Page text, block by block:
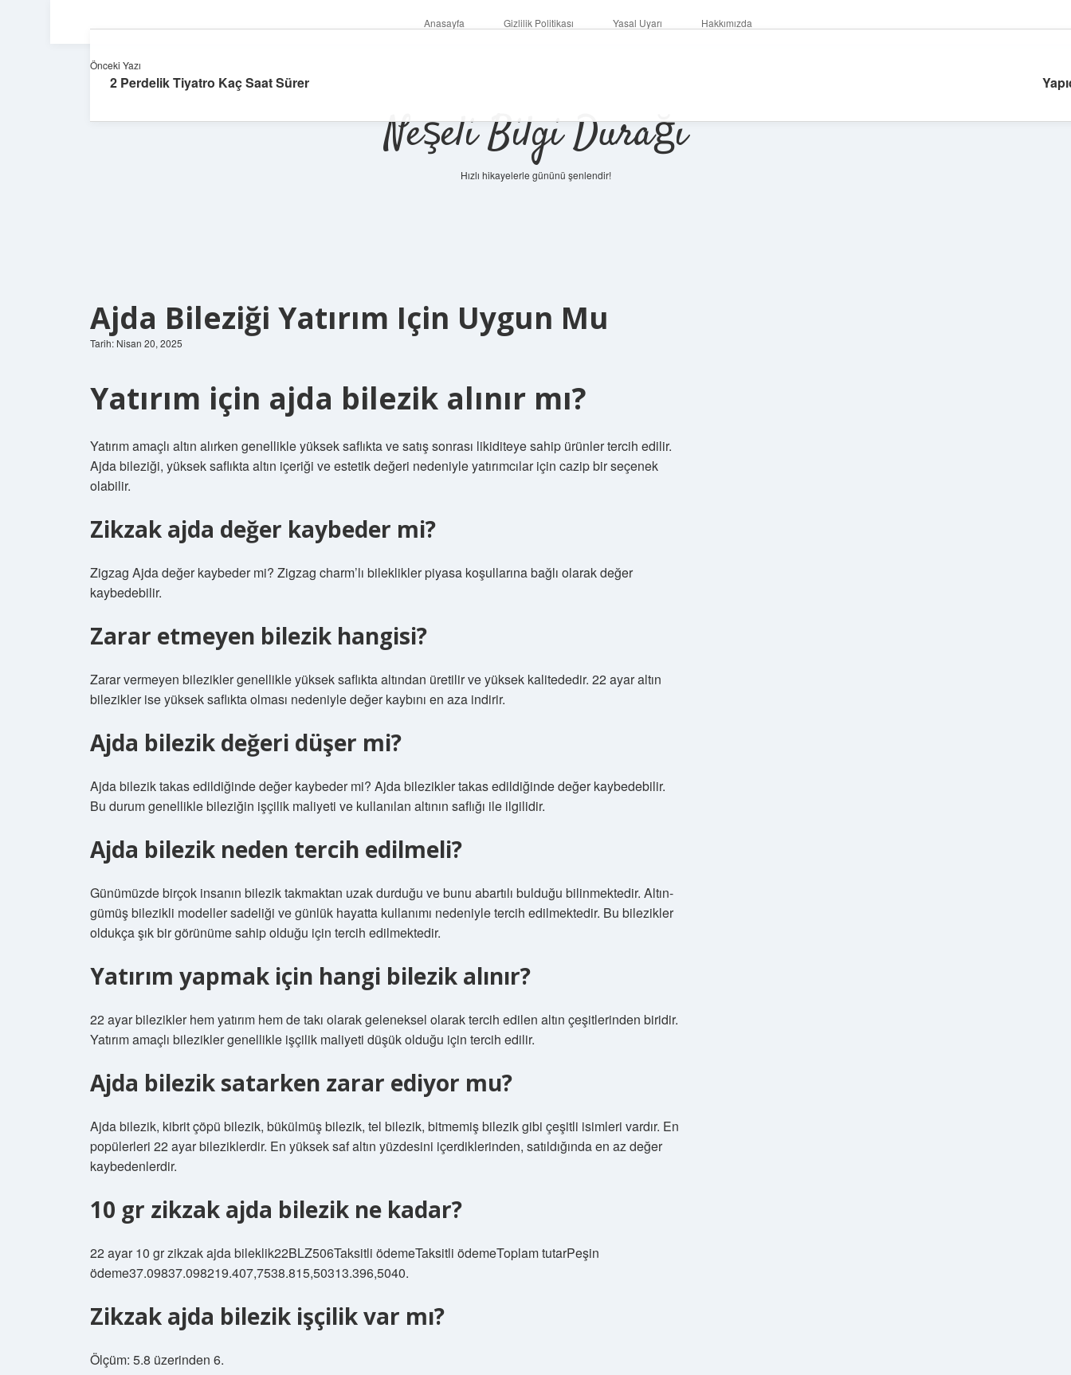
Anasayfa Gizlilik Politikası Yasal Uyarı Hakkımızda
Neşeli Bilgi Durağı
Hızlı hikayelerle gününü şenlendir!
Ajda Bileziği Yatırım Için Uygun Mu
Tarih: Nisan 20, 2025
Yatırım için ajda bilezik alınır mı?
Yatırım amaçlı altın alırken genellikle yüksek saflıkta ve satış sonrası likiditeye sahip ürünler tercih edilir.
Ajda bileziği, yüksek saflıkta altın içeriği ve estetik değeri nedeniyle yatırımcılar için cazip bir seçenek
olabilir.
Zikzak ajda değer kaybeder mi?
Zigzag Ajda değer kaybeder mi? Zigzag charm’lı bileklikler piyasa koşullarına bağlı olarak değer
kaybedebilir.
Zarar etmeyen bilezik hangisi?
Zarar vermeyen bilezikler genellikle yüksek saflıkta altından üretilir ve yüksek kalitededir. 22 ayar altın
bilezikler ise yüksek saflıkta olması nedeniyle değer kaybını en aza indirir.
Ajda bilezik değeri düşer mi?
Ajda bilezik takas edildiğinde değer kaybeder mi? Ajda bilezikler takas edildiğinde değer kaybedebilir.
Bu durum genellikle bileziğin işçilik maliyeti ve kullanılan altının saflığı ile ilgilidir.
Ajda bilezik neden tercih edilmeli?
Günümüzde birçok insanın bilezik takmaktan uzak durduğu ve bunu abartılı bulduğu bilinmektedir. Altın-
gümüş bilezikli modeller sadeliği ve günlük hayatta kullanımı nedeniyle tercih edilmektedir. Bu bilezikler
oldukça şık bir görünüme sahip olduğu için tercih edilmektedir.
Yatırım yapmak için hangi bilezik alınır?
22 ayar bilezikler hem yatırım hem de takı olarak geleneksel olarak tercih edilen altın çeşitlerinden biridir.
Yatırım amaçlı bilezikler genellikle işçilik maliyeti düşük olduğu için tercih edilir.
Ajda bilezik satarken zarar ediyor mu?
Ajda bilezik, kibrit çöpü bilezik, bükülmüş bilezik, tel bilezik, bitmemiş bilezik gibi çeşitli isimleri vardır. En
popülerleri 22 ayar bileziklerdir. En yüksek saf altın yüzdesini içerdiklerinden, satıldığında en az değer
kaybedenlerdir.
10 gr zikzak ajda bilezik ne kadar?
22 ayar 10 gr zikzak ajda bileklik22BLZ506Taksitli ödemeTaksitli ödemeToplam tutarPeşin
ödeme37.09837.098219.407,7538.815,50313.396,5040.
Zikzak ajda bilezik işçilik var mı?
Ölçüm: 5.8 üzerinden 6.
Önceki Yazı
2 Perdelik Tiyatro Kaç Saat Sürer